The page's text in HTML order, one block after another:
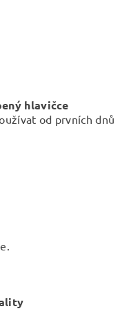
hlavičce
od prvních dnů